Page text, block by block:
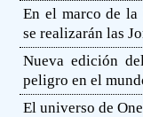
En el marco de la
se realizarán las
Nueva edición
peligro en el
El universo de